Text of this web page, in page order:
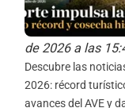
de 2026 a las
Descubre las
2026: récord
avances del AVE y